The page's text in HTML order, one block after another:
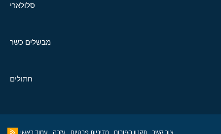
סלולארי
מבשלים כשר
חתולים
צור קשר תקנון הפורום מדיניות פרטיות עזרה עמוד ראשי